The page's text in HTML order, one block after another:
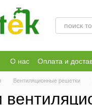
О нас Оплата и
Публичный договор
Вентиляционные решетки